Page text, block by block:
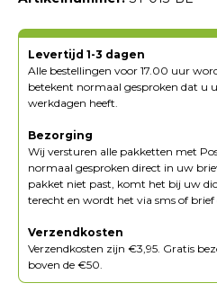
Levertijd 1-3 dagen
Alle bestellingen voor 17.00 uur
betekent normaal gesproken dat u
werkdagen heeft.
Bezorging
Wij versturen alle pakketten met
normaal gesproken direct in uw
pakket niet past, komt het bij uw
terecht en wordt het via sms of
Verzendkosten
Verzendkosten zijn €3,95. Gratis
boven de €50.